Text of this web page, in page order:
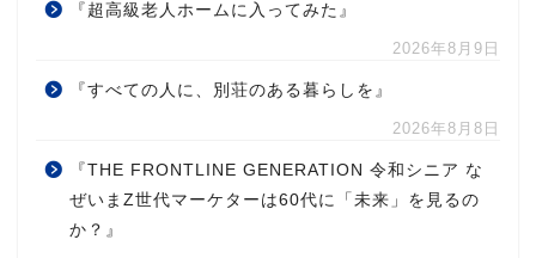
『超高級老人ホームに入ってみた』
2026年8月9日
『すべての人に、別荘のある暮らしを』
2026年8月8日
『THE FRONTLINE GENERATION 令和シニア な
ぜいまZ世代マーケターは60代に「未来」を見るの
か？』